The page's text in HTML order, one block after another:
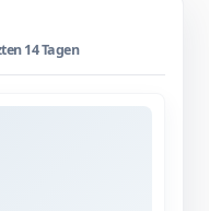
14 Tagen